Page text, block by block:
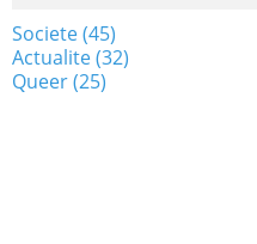
Societe(45)
Actualite(32)
Queer(25)